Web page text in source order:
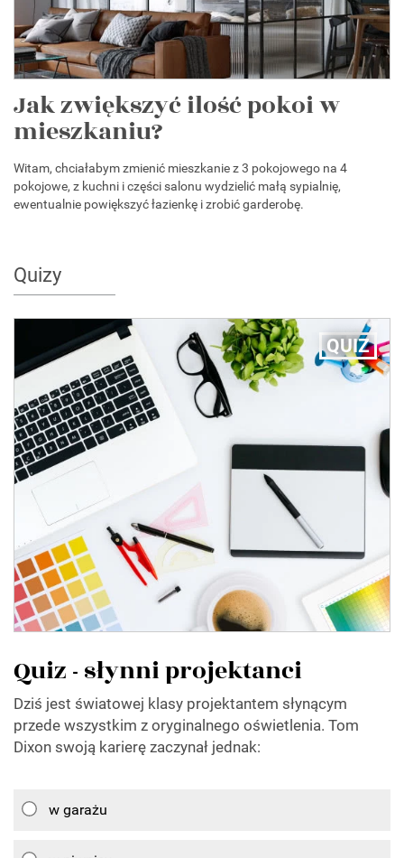
Jak zwiększyć ilość pokoi w
mieszkaniu?
Witam, chciałabym zmienić mieszkanie z 3 pokojowego na 4
pokojowe, z kuchni i części salonu wydzielić małą sypialnię,
ewentualnie powiększyć łazienkę i zrobić garderobę.
Quizy
QUIZ
Quiz - słynni projektanci
Dziś jest światowej klasy projektantem słynącym
przede wszystkim z oryginalnego oświetlenia. Tom
Dixon swoją karierę zaczynał jednak:
w garażu